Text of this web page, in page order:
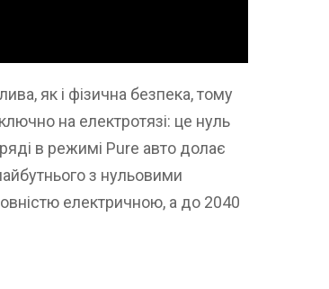
як і фізична безпека, тому
на електротязі: це нуль
в режимі Pure авто долає
з нульовими
електричною, а до 2040